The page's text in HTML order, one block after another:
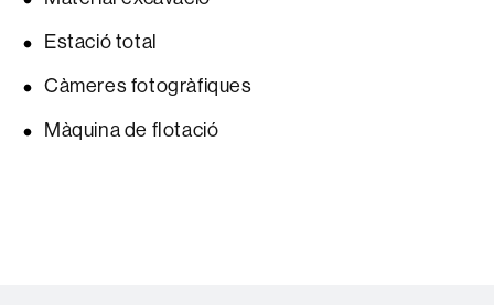
Estació total
Càmeres fotogràfiques
Màquina de flotació